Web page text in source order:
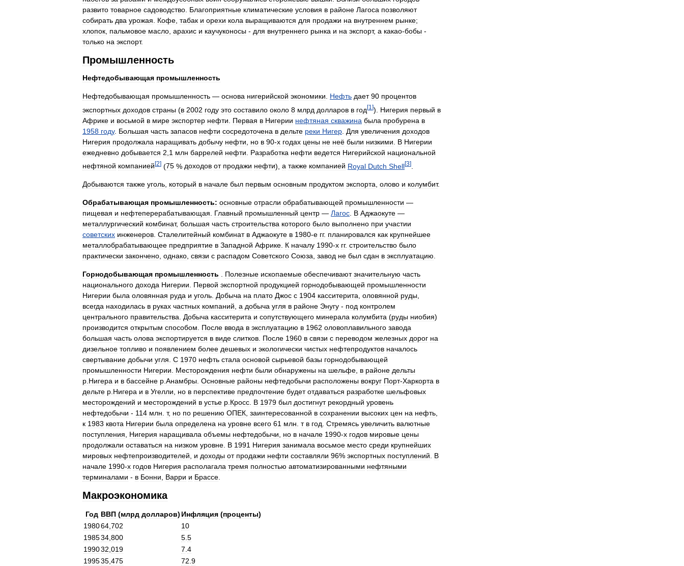
развито товарное садоводство Благоприятные климатические условия в районе Лагоса позволяют
собирать два урожая Кофе табак и орехи кола выращиваются для продажи на внутреннем рынке;
хлопок пальмовое масло арахис и каучуконосы - для внутреннего рынка и на экспорт, а какао-бобы -
только на экспорт.
Промышленность
Нефтедобывающая промышленность
Нефтедобывающая промышленность — основа нигерийской экономики Нефть дает 90 процентов
экспортных доходов страны (в 2002 году это составило около 8 млрд долларов в год[1 ]). Нигерия первый в
Африке и восьмой в мире экспортер нефти Первая в Нигерии нефтяная скважина была пробурена в
1958 году. Большая часть запасов нефти сосредоточена в дельте реки Нигер Для увеличения доходов
Нигерия продолжала наращивать добычу нефти но в 90-х годах цены не неё были низкими В Нигерии
ежедневно добывается 2 1 млн баррелей нефти Разработка нефти ведется Нигерийской национальной
нефтяной компанией[2] (75 % доходов от продажи нефти), а также компанией Royal Dutch Shell[3]
Добываются также уголь, который в начале был первым основным продуктом экспорта, олово и колумбит.
Обрабатывающая промышленность: основные отрасли обрабатывающей промышленности —
пищевая и нефтеперерабатывающая. Главный промышленный центр — Лагос. В Аджаокуте —
металлургический комбинат, большая часть строительства которого было выполнено при участии
советских инженеров. Сталелитейный комбинат в Аджаокуте в 1980-е гг. планировался как крупнейшее
металлобрабатывающее предприятие в Западной Африке. К началу 1990-х гг. строительство было
практически закончено, однако, связи с распадом Советского Союза, завод не был сдан в эксплуатацию.
Горнодобывающая промышленность . Полезные ископаемые обеспечивают значительную часть
национального дохода Нигерии. Первой экспортной продукцией горнодобывающей промышленности
Нигерии была оловянная руда и уголь. Добыча на плато Джос с 1904 касситерита, оловянной руды,
всегда находилась в руках частных компаний, а добыча угля в районе Энугу - под контролем
центрального правительства. Добыча касситерита и сопутствующего минерала колумбита (руды ниобия)
производится открытым способом. После ввода в эксплуатацию в 1962 оловоплавильного завода
большая часть олова экспортируется в виде слитков. После 1960 в связи с переводом железных дорог на
дизельное топливо и появлением более дешевых и экологически чистых нефтепродуктов началось
свертывание добычи угля. С 1970 нефть стала основой сырьевой базы горнодобывающей
промышленности Нигерии. Месторождения нефти были обнаружены на шельфе, в районе дельты
р.Нигера и в бассейне р.Анамбры. Основные районы нефтедобычи расположены вокруг Порт-Харкорта в
дельте р.Нигера и в Угелли, но в перспективе предпочтение будет отдаваться разработке шельфовых
месторождений и месторождений в устье р.Кросс. В 1979 был достигнут рекордный уровень
нефтедобычи - 114 млн. т, но по решению ОПЕК, заинтересованной в сохранении высоких цен на нефть,
к 1983 квота Нигерии была определена на уровне всего 61 млн. т в год. Стремясь увеличить валютные
поступления, Нигерия наращивала объемы нефтедобычи, но в начале 1990-х годов мировые цены
продолжали оставаться на низком уровне. В 1991 Нигерия занимала восьмое место среди крупнейших
мировых нефтепроизводителей, и доходы от продажи нефти составляли 96% экспортных поступлений. В
начале 1990-х годов Нигерия располагала тремя полностью автоматизированными нефтяными
терминалами - в Бонни, Варри и Брассе.
Макроэкономика
Год ВВП (млрд долларов) Инфляция (проценты)
198064,702
10
198534,800 5.5
199032,019 7.4
199535,475 72.9